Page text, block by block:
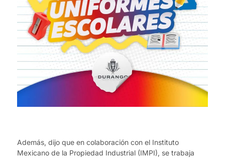
Además, dijo que en colaboración con el Instituto
Mexicano de la Propiedad Industrial (IMPI), se trabaja